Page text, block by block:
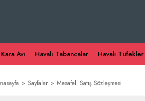
Kara Avı Havalı Tabancalar Havalı Tüfekler
Sayfalar Mesafeli Satış Sözleşmesi